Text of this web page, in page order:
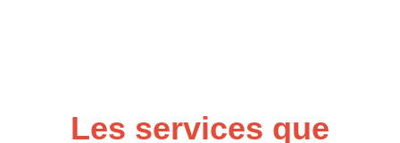
Les services que